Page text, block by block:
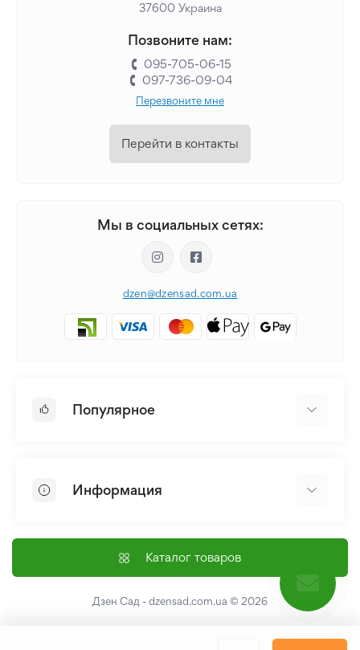
37600 Украина
Позвоните нам:
095-705-06-15
097-736-09-04
Перезвоните мне
Перейти в контакты
Мы в социальных сетях:
dzen@dzensad.com.ua
Популярное
Лилия
Семена
Информация
Доставка и оплата
Контакты
Каталог товаров
Дзен Сад - dzensad.com.ua © 2026